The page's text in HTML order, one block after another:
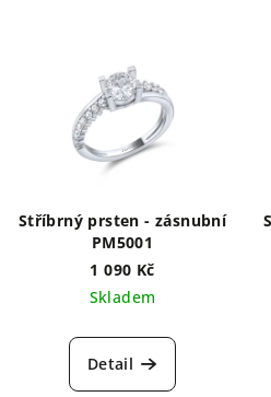
Stříbrný prsten - zásnubní
PM5001
1 090 Kč
Skladem
Detail